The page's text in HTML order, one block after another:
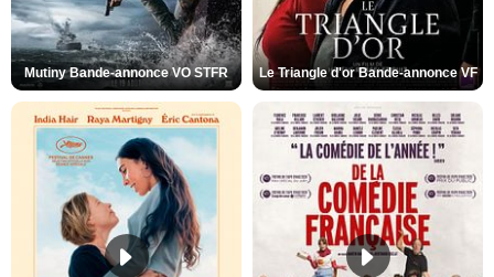
Mutiny Bande-annonce VO STFR Le Triangle d'or Bande-annonce VF